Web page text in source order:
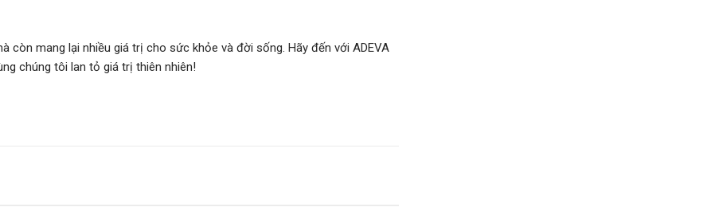
còn mang lại nhiều giá trị cho sức khỏe và đời sống. Hãy đến với ADEVA
chúng tôi lan tỏ giá trị thiên nhiên!